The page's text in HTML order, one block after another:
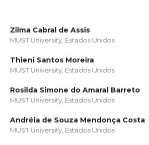
Zilma Cabral de Assis
MUST University, Estados Unidos
Thieni Santos Moreira
MUST University, Estados Unidos
Rosilda Simone do Amaral Barreto
MUST University, Estados Unidos
Andréia de Souza Mendonça Costa
MUST University, Estados Unidos